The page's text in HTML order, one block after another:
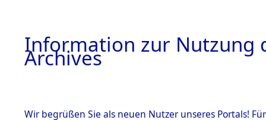
Information zur Nutzung
Archives
Wir begrüßen Sie als neuen Nutzer unseres Portals!